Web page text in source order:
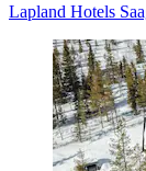
Lapland Hotels